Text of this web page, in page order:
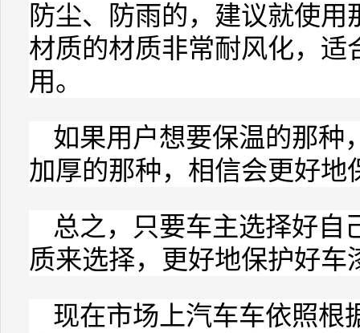
防尘、防雨的，建议就使
材质的材质非常耐风化，
用。
如果用户想要保温的那种
加厚的那种，相信会更好地
总之，只要车主选择好自
质来选择，更好地保护好车
现在市场上汽车车依照根